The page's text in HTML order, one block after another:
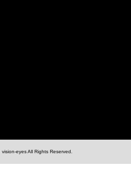
vision-eyesAll Rights Reserved.